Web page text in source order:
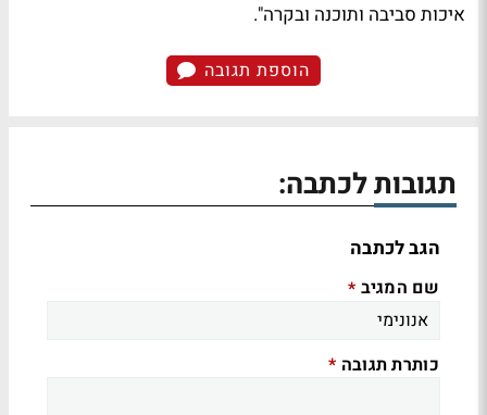
איכות סביבה ותוכנה ובקרה".
הוספת תגובה
תגובות לכתבה:
הגב לכתבה
שם המגיב *
כותרת תגובה *